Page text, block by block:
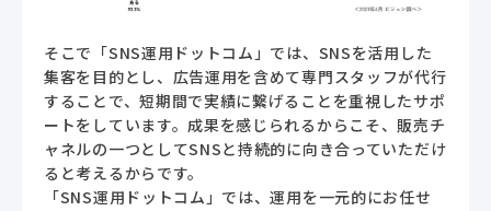
そこで「SNS運用ドットコム」では、SNSを活用した
集客を目的とし、広告運用を含めて専門スタッフが代行
することで、短期間で実績に繋げることを重視したサポ
ートをしています。成果を感じられるからこそ、販売チ
ャネルの一つとしてSNSと持続的に向き合っていただけ
ると考えるからです。
「SNS運用ドットコム」では、運用を一元的にお任せ